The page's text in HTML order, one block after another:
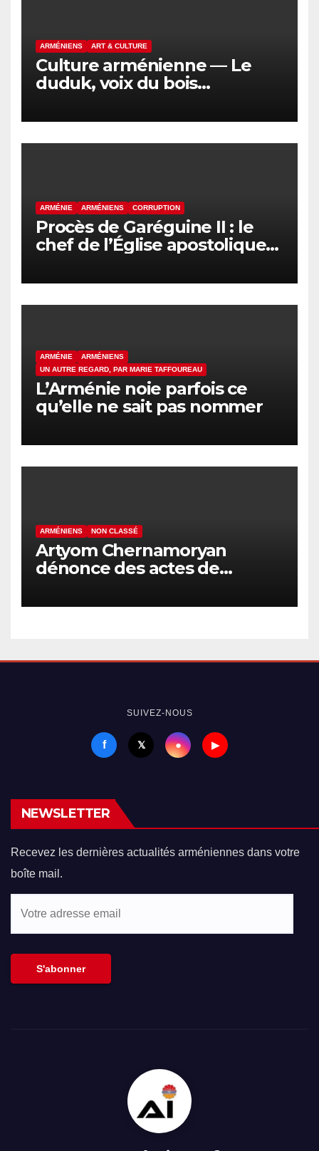
ARMÉNIENS ART & CULTURE
Culture arménienne — Le
duduk, voix du bois
ARMÉNIE ARMÉNIENS CORRUPTION
Procès de Garéguine II : le
chef de l’Église apostolique
ce vendredi
ARMÉNIE
ARMÉNIENS
UN AUTRE REGARD, PAR MARIE TAFFOUREAU
L’Arménie noie parfois ce
qu’elle ne sait pas nommer
ARMÉNIENS NON CLASSÉ
Artyom Chernamoryan
dénonce des actes de
Arméniens en Israël
SUIVEZ-NOUS
f 𝕏 ● ▶
NEWSLETTER
Recevez les dernières actualités arméniennes dans votre
boîte mail.
S'abonner